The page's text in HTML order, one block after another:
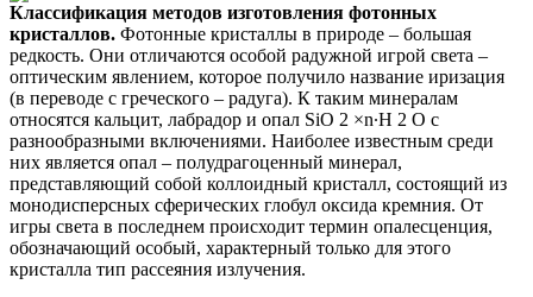
Классификация методов изготовления фотонных
кристаллов. Фотонные кристаллы в природе – большая
редкость. Они отличаются особой радужной игрой света –
оптическим явлением, которое получило название иризация
(в переводе с греческого – радуга). К таким минералам
относятся кальцит, лабрадор и опал SiO 2 ×n∙H 2 O с
разнообразными включениями. Наиболее известным среди
них является опал – полудрагоценный минерал,
представляющий собой коллоидный кристалл, состоящий из
монодисперсных сферических глобул оксида кремния. От
игры света в последнем происходит термин опалесценция,
обозначающий особый, характерный только для этого
кристалла тип рассеяния излучения.